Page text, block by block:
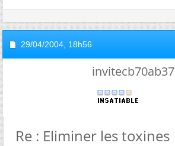
29/04/2004, 18h56
invitecb70ab37
Re : Eliminer les toxines